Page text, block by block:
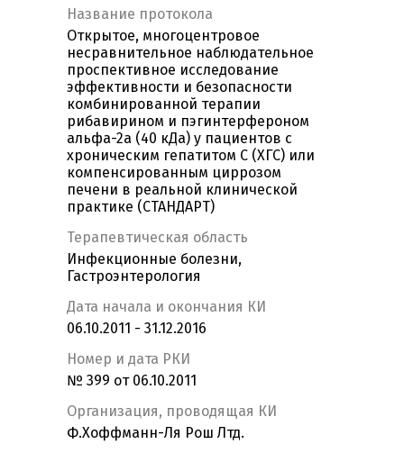
Название протокола
Открытое, многоцентровое
несравнительное наблюдательное
проспективное исследование
эффективности и безопасности
комбинированной терапии
рибавирином и пэгинтерфероном
альфа-2а (40 кДа) у пациентов с
хроническим гепатитом С (ХГС) или
компенсированным циррозом
печени в реальной клинической
практике (СТАНДАРТ)
Терапевтическая область
Инфекционные болезни,
Гастроэнтерология
Дата начала и окончания КИ
06.10.2011 - 31.12.2016
Номер и дата РКИ
№ 399 от 06.10.2011
Организация, проводящая КИ
Ф.Хоффманн-Ля Рош Лтд.